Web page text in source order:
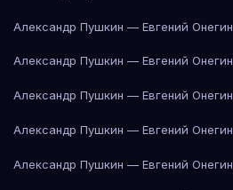
Александр Пушкин — Евгений Онегин
Александр Пушкин — Евгений Онегин
Александр Пушкин — Евгений Онегин
Александр Пушкин — Евгений Онегин
Александр Пушкин — Евгений Онегин